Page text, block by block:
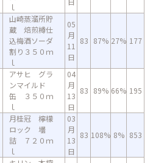
ｌ
山崎蒸溜所貯
蔵 焙煎樽仕
込梅酒ソーダ
割り３５０ｍ
ｌ
05
月
11
日
83 87% 27% 177
アサヒ グラ
ンマイルド
缶 ３５０ｍ
ｌ
04
月
13
日
83 89% 66% 195
月桂冠 檸檬
ロック 壜
詰 ７２０ｍ
ｌ
03
月
13
日
83 108% 8% 853